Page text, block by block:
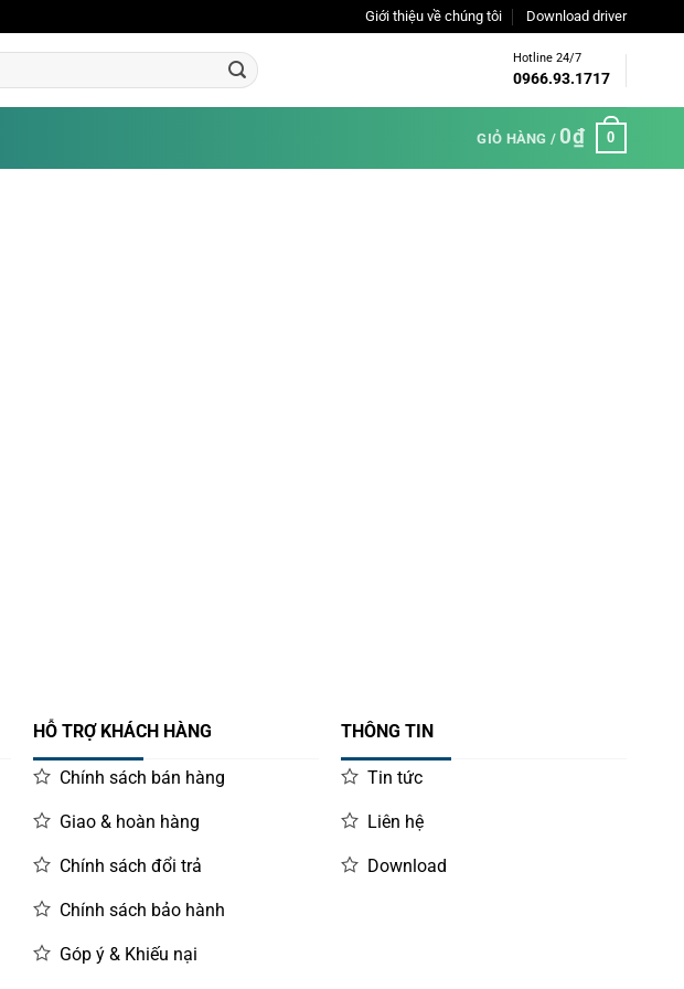
Giới thiệu về chúng tôi Download driver
Hotline 24/7
0966.93.1717
GIỎ HÀNG / 0₫ 0
HỖ TRỢ KHÁCH HÀNG
Chính sách bán hàng
Giao & hoàn hàng
Chính sách đổi trả
Chính sách bảo hành
Góp ý & Khiếu nại
THÔNG TIN
Tin tức
Liên hệ
Download